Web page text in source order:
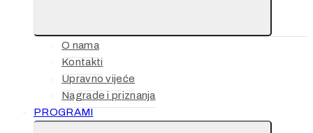
O nama
Kontakti
Upravno vijeće
Nagrade i priznanja
PROGRAMI